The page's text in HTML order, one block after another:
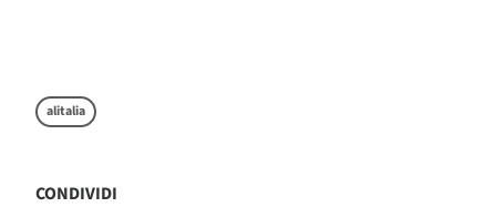
alitalia
CONDIVIDI